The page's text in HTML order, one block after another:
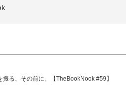
振る、その前に。【TheBookNook #59】